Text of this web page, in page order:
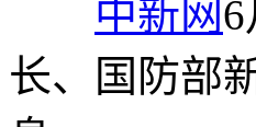
中新网
长、国防部